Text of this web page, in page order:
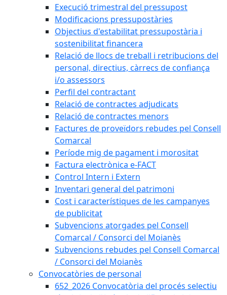
Execució trimestral del pressupost
Modificacions pressupostàries
Objectius d'estabilitat pressupostària i
sostenibilitat financera
Relació de llocs de treball i retribucions del
personal, directius, càrrecs de confiança
i/o assessors
Perfil del contractant
Relació de contractes adjudicats
Relació de contractes menors
Factures de proveïdors rebudes pel Consell
Comarcal
Període mig de pagament i morositat
Factura electrònica e-FACT
Control Intern i Extern
Inventari general del patrimoni
Cost i característiques de les campanyes
de publicitat
Subvencions atorgades pel Consell
Comarcal / Consorci del Moianès
Subvencions rebudes pel Consell Comarcal
/ Consorci del Moianès
Convocatòries de personal
652_2026 Convocatòria del procés selectiu